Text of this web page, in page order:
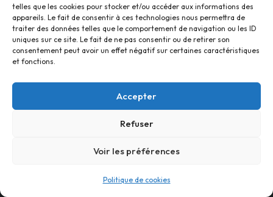
telles que les cookies pour stocker et/ou accéder aux informations des
appareils. Le fait de consentir à ces technologies nous permettra de
traiter des données telles que le comportement de navigation ou les ID
uniques sur ce site. Le fait de ne pas consentir ou de retirer son
consentement peut avoir un effet négatif sur certaines caractéristiques
et fonctions.
Accepter
Refuser
Voir les préférences
Politique de cookies
Contact
Site réalisé parSBCTech